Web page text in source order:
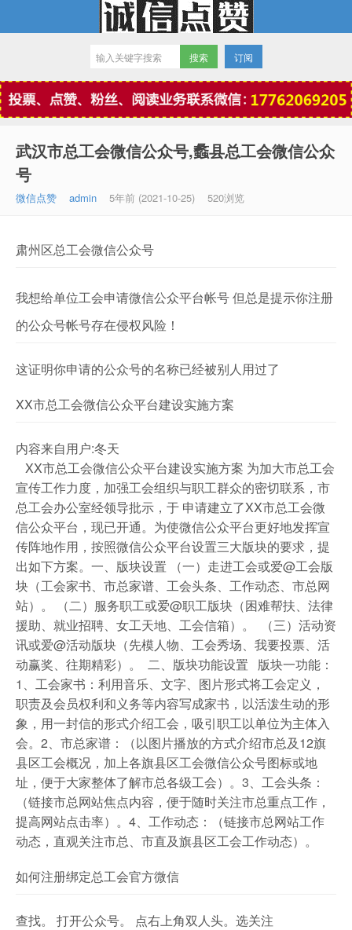
微信点赞
订阅
武汉市总工会微信公众号,蠡县总工会微信公众
号
微信点赞 admin 5年前 (2021-10-25) 520浏览
肃州区总工会微信公众号
我想给单位工会申请微信公众平台帐号 但总是提示你注册
的公众号帐号存在侵权风险！
这证明你申请的公众号的名称已经被别人用过了
XX市总工会微信公众平台建设实施方案
内容来自用户:冬天
XX市总工会微信公众平台建设实施方案 为加大市总工会
宣传工作力度，加强工会组织与职工群众的密切联系，市
总工会办公室经领导批示，于 申请建立了XX市总工会微
信公众平台，现已开通。为使微信公众平台更好地发挥宣
传阵地作用，按照微信公众平台设置三大版块的要求，提
出如下方案。一、版块设置 （一）走进工会或爱@工会版
块（工会家书、市总家谱、工会头条、工作动态、市总网
站）。 （二）服务职工或爱@职工版块（困难帮扶、法律
援助、就业招聘、女工天地、工会信箱）。 （三）活动资
讯或爱@活动版块（先模人物、工会秀场、我要投票、活
动赢奖、往期精彩）。 二、版块功能设置 版块一功能：
1、工会家书：利用音乐、文字、图片形式将工会定义，
职责及会员权利和义务等内容写成家书，以活泼生动的形
象，用一封信的形式介绍工会，吸引职工以单位为主体入
会。2、市总家谱：（以图片播放的方式介绍市总及12旗
县区工会概况，加上各旗县区工会微信公众号图标或地
址，便于大家整体了解市总各级工会）。3、工会头条：
（链接市总网站焦点内容，便于随时关注市总重点工作，
提高网站点击率）。4、工作动态：（链接市总网站工作
动态，直观关注市总、市直及旗县区工会工作动态）。
如何注册绑定总工会官方微信
查找。 打开公众号。 点右上角双人头。选关注